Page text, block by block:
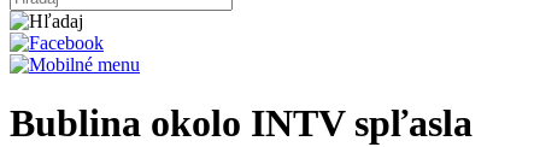
Bublina okolo INTV spľasla